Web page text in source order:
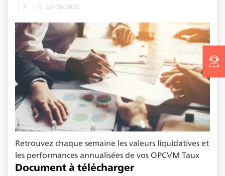
22/08/2025
Retrouvez chaque semaine les valeurs liquidatives et
les performances annualisées de vos OPCVM Taux
Document à télécharger